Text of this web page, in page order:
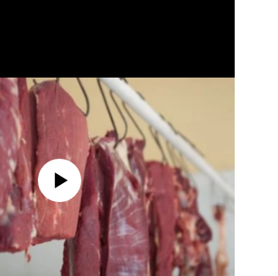
source currently available